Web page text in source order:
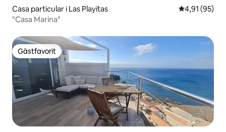
Casa particular i Las Playitas 4,91 av 5 i
4,91 (95)
"Casa Marina"
Gästfavorit
Gästfavorit